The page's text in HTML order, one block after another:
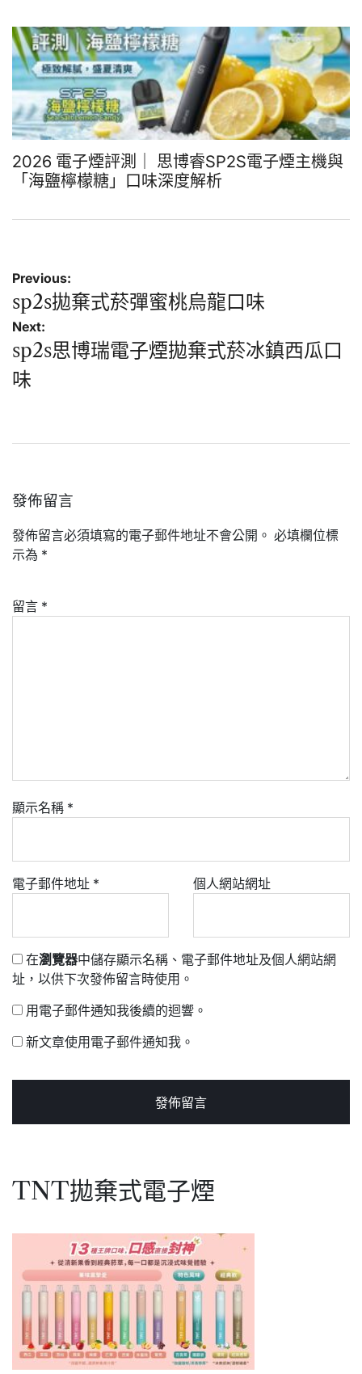
2026 電子煙評測｜ 思博睿SP2S電子煙主機與
「海鹽檸檬糖」口味深度解析
文
章
導
覽
Previous:
sp2s拋棄式菸彈蜜桃烏龍口味
Next:
sp2s思博瑞電子煙拋棄式菸冰鎮西瓜口
味
發佈留言
發佈留言必須填寫的電子郵件地址不會公開。 必填欄位標
示為 *
留言 *
顯示名稱 *
電子郵件地址 * 個人網站網址
在瀏覽器中儲存顯示名稱、電子郵件地址及個人網站網
址，以供下次發佈留言時使用。
用電子郵件通知我後續的迴響。
新文章使用電子郵件通知我。
TNT拋棄式電子煙